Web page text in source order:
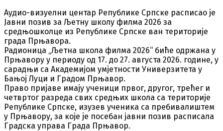
Аудио-визуелни центар Републике Српске расписао је
Јавни позив за Љетну школу филма 2026 за
средњошколце из Републике Српске ван територије
града Прњавора.
Радионица „Љетна школа филма 2026“ биће одржана у
Прњавору у периоду од 17. до 27. августа 2026. године, у
сарадњи са Академијом умјетности Универзитета у
Бањој Луци и Градом Прњавор.
Право пријаве имају ученици првог, другог, трећег и
четвртог разреда свих средњих школа са територије
Републике Српске, изузев ученика са пребивалиштем
у Прњавору, за које je посебан јавни позив расписалa
Градска управа Града Прњавор.